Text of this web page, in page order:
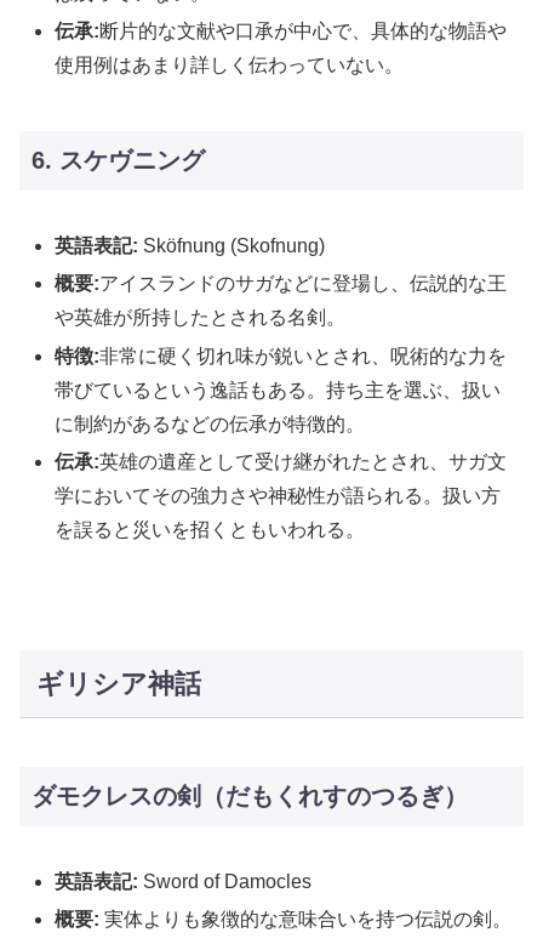
伝承:断片的な文献や口承が中心で、具体的な物語や
使用例はあまり詳しく伝わっていない。
6. スケヴニング
英語表記: Sköfnung (Skofnung)
概要:アイスランドのサガなどに登場し、伝説的な王
や英雄が所持したとされる名剣。
特徴:非常に硬く切れ味が鋭いとされ、呪術的な力を
帯びているという逸話もある。持ち主を選ぶ、扱い
に制約があるなどの伝承が特徴的。
伝承:英雄の遺産として受け継がれたとされ、サガ文
学においてその強力さや神秘性が語られる。扱い方
を誤ると災いを招くともいわれる。
ギリシア神話
ダモクレスの剣（だもくれすのつるぎ）
英語表記: Sword of Damocles
概要: 実体よりも象徴的な意味合いを持つ伝説の剣。